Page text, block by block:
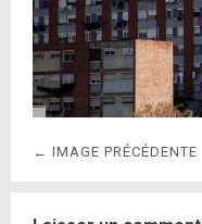
← IMAGE PRÉCÉDENTE